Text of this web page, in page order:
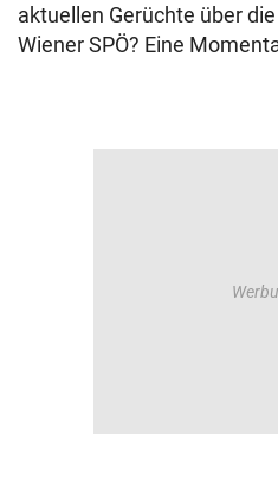
aktuellen Gerüchte über
Wiener SPÖ? Eine